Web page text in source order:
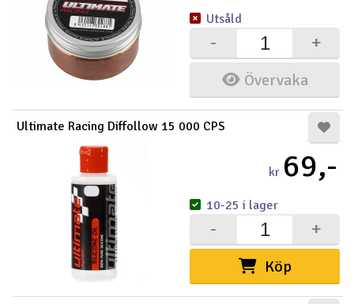
Övervaka
+
-
Utsåld
Ultimate Racing Diffollow 15 000 CPS
kr 69,-
Köp
+
-
10-25 i lager